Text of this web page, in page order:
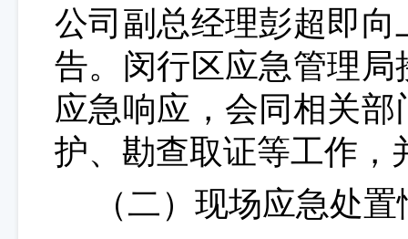
公司副总经理彭超即
告。闵行区应急管理
应急响应，会同相关
护、勘查取证等工作，
（二）现场应急处置